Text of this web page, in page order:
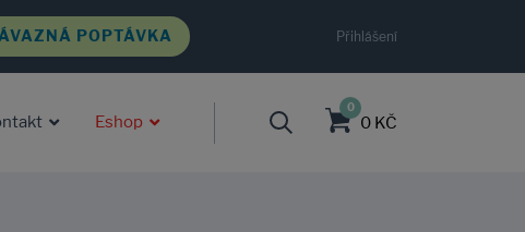
POPTÁVKA Přihlášení
Eshop
0
0 KČ